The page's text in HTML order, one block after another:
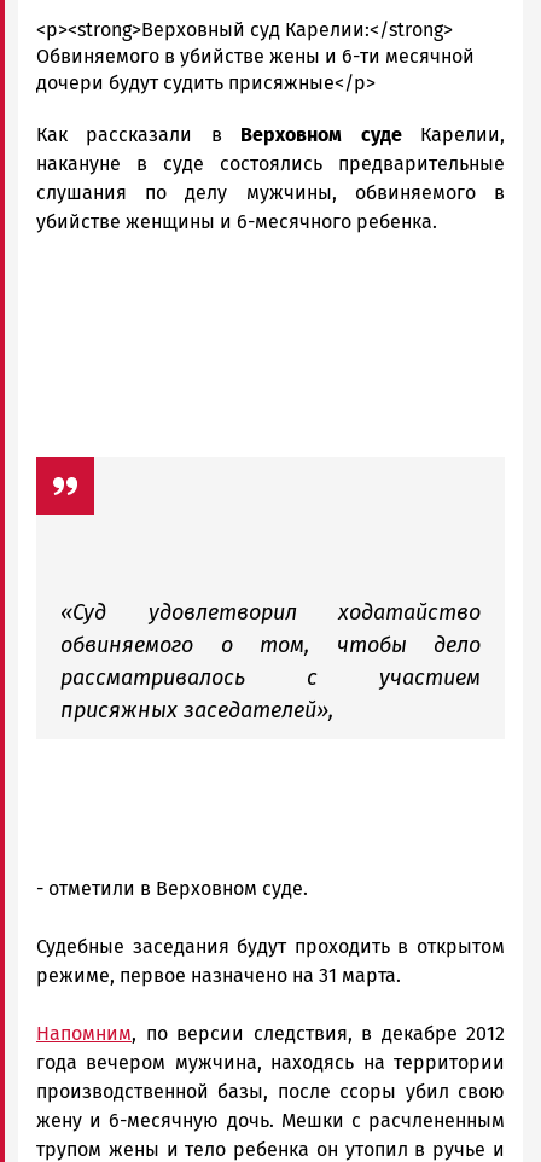
admintimur
Новости
Петрозаводска
Карелии
|
Петрозаводск
ГОВОРИТ
<p><strong>Верховный суд Карелии:</strong>
Обвиняемого в убийстве жены и 6-ти месячной
дочери будут судить присяжные</p>
Как рассказали в Верховном судеКарелии,
накануне в суде состоялись предварительные
слушания по делу мужчины, обвиняемого в
убийстве женщины и 6-месячного ребенка.
«Суд удовлетворил ходатайство
обвиняемого о том, чтобы дело
рассматривалось с участием
присяжных заседателей»,
- отметили в Верховном суде.
Судебные заседания будут проходить в открытом
режиме, первое назначено на 31 марта.
Напомним, по версии следствия, в декабре 2012
года вечером мужчина, находясь на территории
производственной базы, после ссоры убил свою
жену и 6-месячную дочь. Мешки с расчлененным
трупом жены и тело ребенка он утопил в ручье и